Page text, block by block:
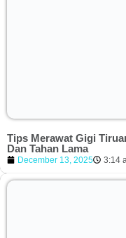
Tips Merawat Gigi
Dan Tahan Lama
December 13, 2025 3:14